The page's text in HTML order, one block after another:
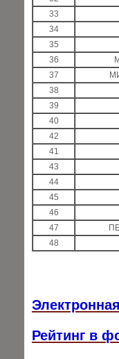
33
34
35
36
37
38
39
40
42
41
43
44
45
46
47
48
Рейтинг в